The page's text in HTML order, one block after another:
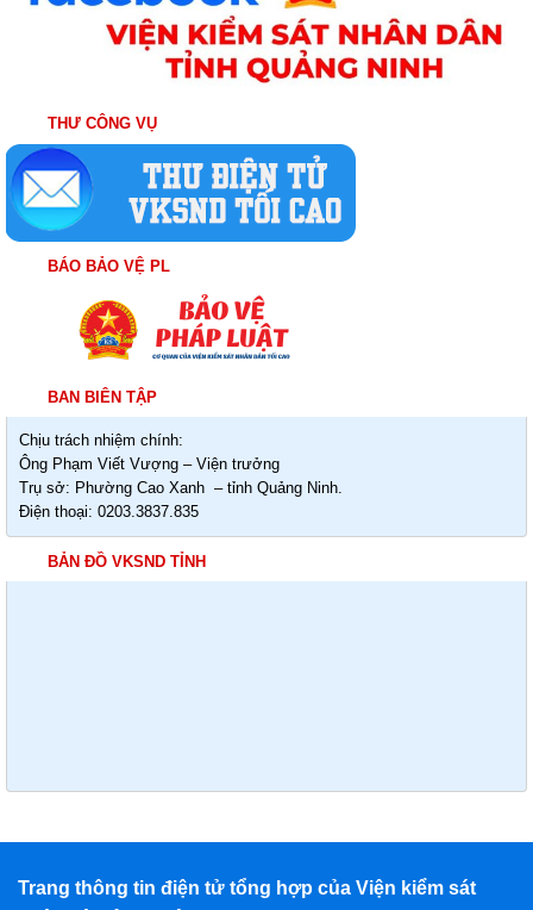
THƯ CÔNG VỤ
BÁO BẢO VỆ PL
BAN BIÊN TẬP
Chịu trách nhiệm chính:
Ông Phạm Viết Vượng – Viện trưởng
Trụ sở: Phường Cao Xanh – tỉnh Quảng Ninh.
Điện thoại: 0203.3837.835
BẢN ĐỒ VKSND TỈNH
Trang thông tin điện tử tổng hợp của Viện kiểm sát